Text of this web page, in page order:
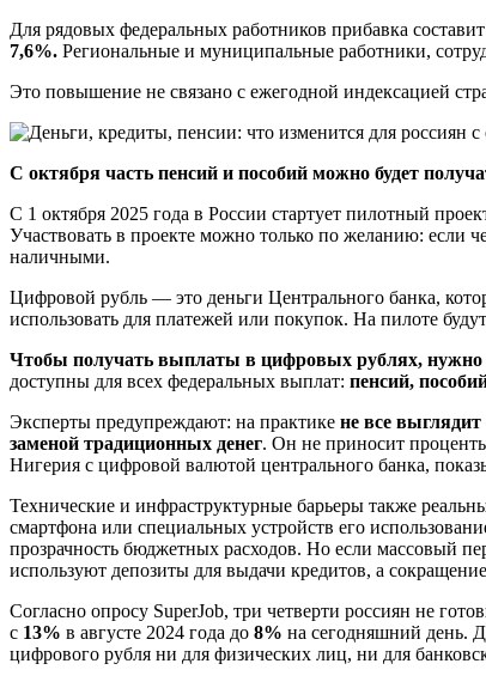
Для рядовых федеральных работников прибавка
7,6%. Региональные и муниципальные работники,
Это повышение не связано с ежегодной индексацией
С октября часть пенсий и пособий можно будет
С 1 октября 2025 года в России стартует пилотный
Участвовать в проекте можно только по желанию: если
наличными.
Цифровой рубль — это деньги Центрального банка,
использовать для платежей или покупок. На пилоте
Чтобы получать выплаты в цифровых рублях, нужно
доступны для всех федеральных выплат: пенсий,
Эксперты предупреждают: на практике не все выглядит
заменой традиционных денег. Он не приносит
Нигерия с цифровой валютой центрального банка,
Технические и инфраструктурные барьеры также
смартфона или специальных устройств его
прозрачность бюджетных расходов. Но если массовый
используют депозиты для выдачи кредитов, а
Согласно опросу SuperJob, три четверти россиян не
с 13% в августе 2024 года до 8% на сегодняшний день.
цифрового рубля ни для физических лиц, ни для